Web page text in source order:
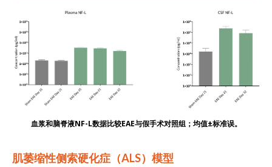
血浆和脑脊液NF-L数据比较EAE与假手术对照组；均值±标准误。
肌萎缩性侧索硬化症（ALS）模型